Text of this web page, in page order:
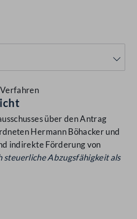
über den Antrag
Hermann Böhacker und
indirekte Förderung von
steuerliche Abzugsfähigkeit als